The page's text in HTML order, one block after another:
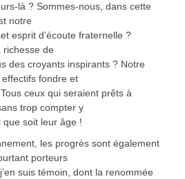
là ? Sommes-nous, dans cette
notre
esprit d’écoute fraternelle ?
richesse de
des croyants inspirants ? Notre
fondre et
ceux qui seraient prêts à
trop compter y
soit leur âge !
les progrès sont également
porteurs
suis témoin, dont la renommée